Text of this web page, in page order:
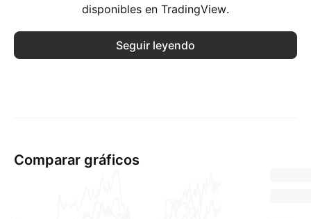
disponibles en TradingView.
Seguir leyendo
Comparar gráficos